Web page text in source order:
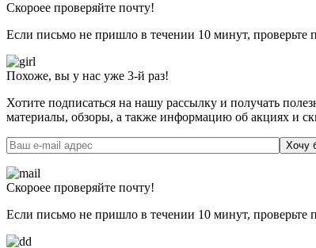
Скороее проверяйте почту!
Если письмо не пришло в течении 10 минут, проверьте
Похоже, вы у нас уже 3-й раз!
Хотите подписаться на нашу рассылку и получать
материалы, обзоры, а также информацию об акциях и
Хочу
Скороее проверяйте почту!
Если письмо не пришло в течении 10 минут, проверьте